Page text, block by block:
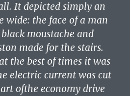
It depicted simply an
wide: the face of a man
moustache and
made for the stairs.
the best of times it was
electric current was cut
ofthe economy drive